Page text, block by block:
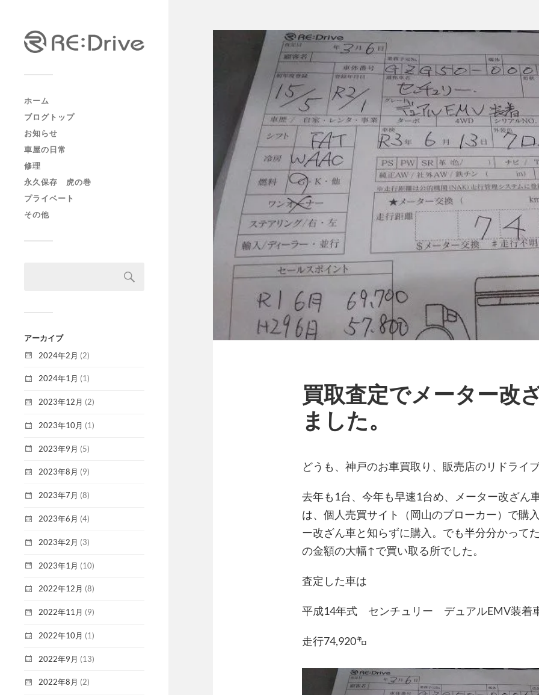
ホーム
ブログトップ
お知らせ
車屋の日常
修理
永久保存 虎の巻
プライベート
その他
アーカイブ
2024年2月 (2)
2024年1月 (1)
2023年12月 (2)
2023年10月 (1)
2023年9月 (5)
2023年8月 (9)
2023年7月 (8)
2023年6月 (4)
2023年2月 (3)
2023年1月 (10)
2022年12月 (8)
2022年11月 (9)
2022年10月 (1)
2022年9月 (13)
2022年8月 (2)
買取査定でメーター改
ました。
どうも、神戸のお車買取り、販売店のリドライ
去年も1台、今年も早速1台め、メーター改ざん
は、個人売買サイト（岡山のブローカー）で購
ー改ざん車と知らずに購入。でも半分分かって
の金額の大幅↑で買い取る所でした。
査定した車は
平成14年式 センチュリー デュアルEMV装着
走行74,920㌔